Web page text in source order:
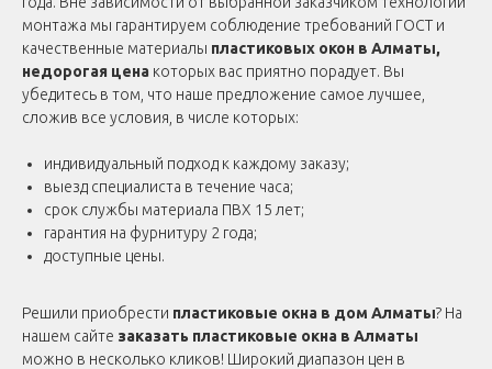
монтажа мы гарантируем соблюдение требований ГОСТ и
качественные материалы пластиковых окон в Алматы,
недорогая цена которых вас приятно порадует. Вы
убедитесь в том, что наше предложение самое лучшее,
сложив все условия, в числе которых:
индивидуальный подход к каждому заказу;
выезд специалиста в течение часа;
срок службы материала ПВХ 15 лет;
гарантия на фурнитуру 2 года;
доступные цены.
Решили приобрести пластиковые окна в дом Алматы? На
нашем сайте заказать пластиковые окна в Алматы
можно в несколько кликов! Широкий диапазон цен в